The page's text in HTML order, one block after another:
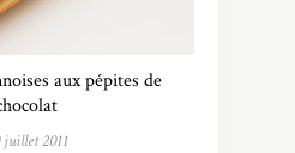
aux pépites de
juillet 2011